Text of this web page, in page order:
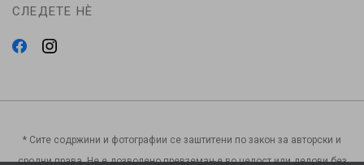
СЛЕДЕТЕ НÈ
* Сите содржини и фотографии се заштитени по закон за авторски и
сродни права. Не е дозволено превземање во целост или делови без